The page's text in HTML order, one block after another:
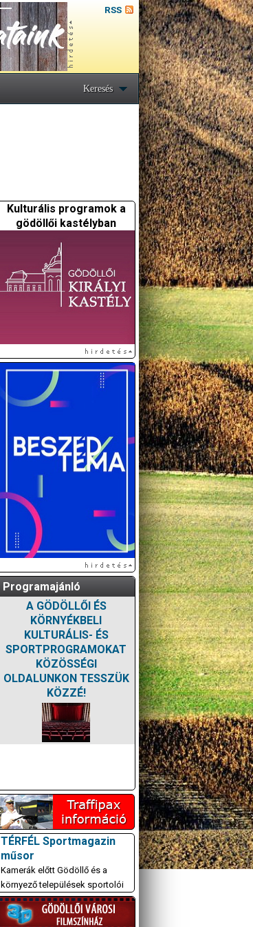
RSS
Keresés
Kulturális programok a
gödöllői kastélyban
Programajánló
A GÖDÖLLŐI ÉS
KÖRNYÉKBELI
KULTURÁLIS- ÉS
SPORTPROGRAMOKAT
KÖZÖSSÉGI
OLDALUNKON TESSZÜK
KÖZZÉ!
TÉRFÉL Sportmagazin
műsor
Kamerák előtt Gödöllő és a
környező települések sportolói